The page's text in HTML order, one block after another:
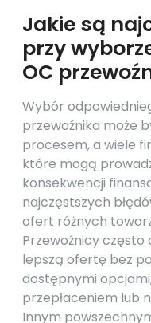
Jakie są
przy
OC
Wybór
przewoźnika może
procesem, a wiele
które mogą
konsekwencji
najczęstszych
ofert różnych
Przewoźnicy często
lepszą ofertę bez
dostępnymi
przepłaceniem lub
Innym